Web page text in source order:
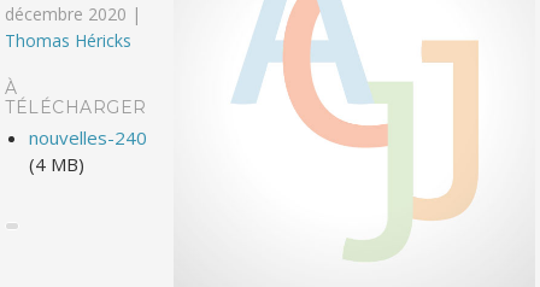
décembre 2020 |
Thomas Héricks
À
TÉLÉCHARGER
nouvelles-240
(4 MB)